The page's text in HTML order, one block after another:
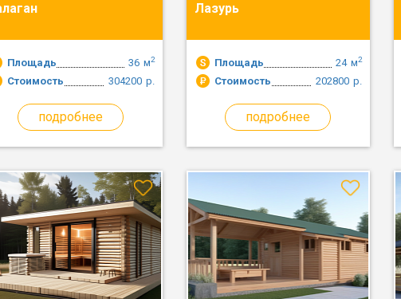
Площадь м2
36
Стоимость
р.
304200
подробнее
Лазурь
Площадь м2
24
Стоимость
р.
202800
подробнее